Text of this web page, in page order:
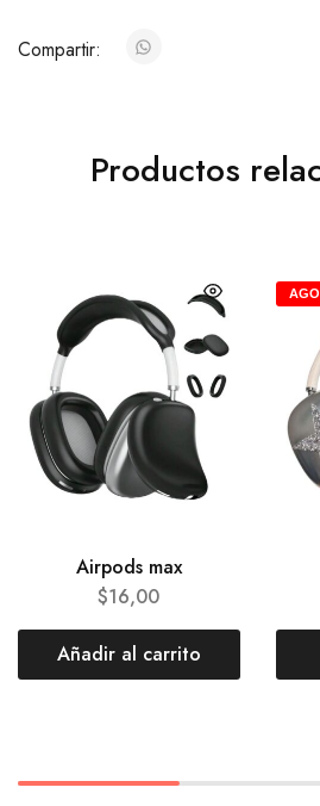
Compartir:
Productos
Airpods max
$16,00
Añadir al carrito